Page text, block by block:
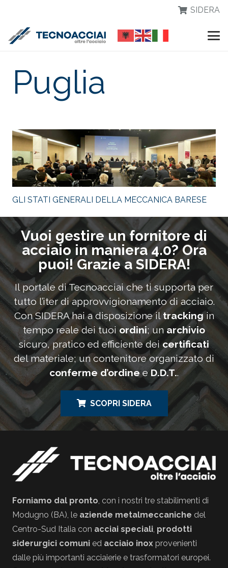
SIDERA
Puglia
GLI STATI GENERALI DELLA MECCANICA BARESE
Vuoi gestire un fornitore di
acciaio in maniera 4.0? Ora
puoi! Grazie a SIDERA!
Il portale di Tecnoacciai che ti supporta per
tutto l’iter di approvvigionamento di acciaio.
Con SIDERA hai a disposizione iltracking in
tempo reale dei tuoi ordini; un archivio
sicuro, pratico ed efficiente dei certificati
del materiale; un contenitore organizzato di
conferme d’ordineeD.D.T..
SCOPRI SIDERA
Forniamo dal pronto, con i nostri tre stabilimenti di
Modugno (BA), le aziende metalmeccaniche del
Centro-Sud Italia con acciai speciali, prodotti
siderurgici comuni ed acciaio inox provenienti
dalle più importanti acciaierie e trasformatori europei.